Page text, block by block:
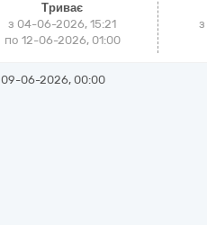
Триває
з 04-06-2026, 15:21
по 12-06-2026, 01:00
з
09-06-2026, 00:00